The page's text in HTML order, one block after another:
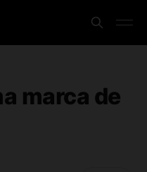
marca de